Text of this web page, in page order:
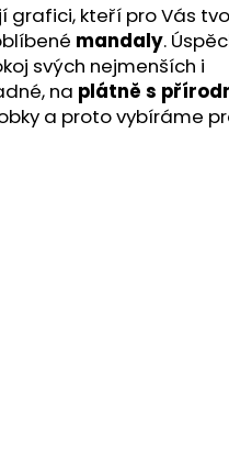
grafici, kteří pro Vás
mandaly.
svých nejmenších i
na plátně s
a proto vybíráme